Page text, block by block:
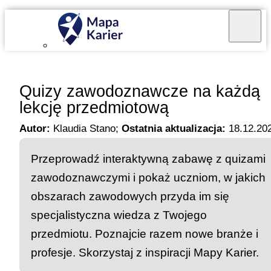
Quizy zawodoznawcze na każdą
lekcję przedmiotową
Autor: Klaudia Stano; Ostatnia aktualizacja:
Przeprowadź interaktywną zabawę z quizami
zawodoznawczymi i pokaż uczniom, w jakich
obszarach zawodowych przyda im się
specjalistyczna wiedza z Twojego
przedmiotu. Poznajcie razem nowe branże i
profesje. Skorzystaj z inspiracji Mapy Karier.